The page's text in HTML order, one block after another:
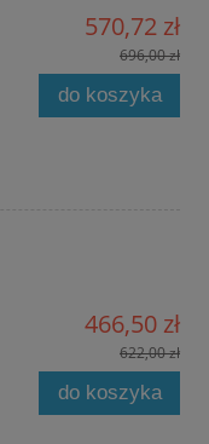
570,72 zł
696,00 zł
do koszyka
466,50 zł
622,00 zł
do koszyka